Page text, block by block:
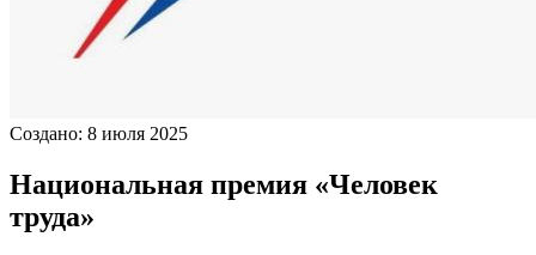
Создано: 8 июля 2025
Национальная премия «Человек
труда»